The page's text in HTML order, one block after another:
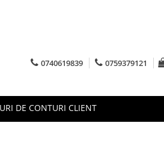
0740619839 0759379121
DE CONTURI CLIENT